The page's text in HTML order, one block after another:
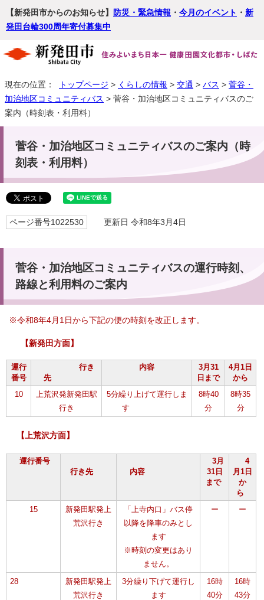
【新発田市からのお知らせ】 防災・緊急情報 ・ 今月のイベント ・ 新
発田台輪300周年寄付募集中
現在の位置： トップページ > くらしの情報 > 交通 > バス > 菅谷・
加治地区コミュニティバス > 菅谷・加治地区コミュニティバスのご
案内（時刻表・利用料）
菅谷・加治地区コミュニティバスのご案内（時
刻表・利用料）
ページ番号1022530 更新日 令和8年3月4日
菅谷・加治地区コミュニティバスの運行時刻、
路線と利用料のご案内
※令和8年4月1日から下記の便の時刻を改正します。
【新発田方面】
運行
番号
行き
先
内容
3月31
日まで
4月1日
から
10
上荒沢発新発田駅
行き
5分繰り上げて運行しま
す
8時40
分
8時35
分
【上荒沢方面】
運行番号
行き先
内容
3月
31日
まで
4
月1日
か
ら
15
新発田駅発上
荒沢行き
「上寺内口」バス停
以降を降車のみとし
ます
※時刻の変更はあり
ません。
ー ー
28
新発田駅発上
荒沢行き
3分繰り下げて運行し
ます
16時
40分
16時
43分